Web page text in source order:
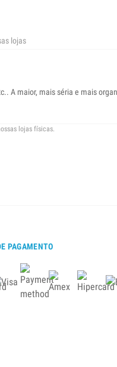
lojas
A maior, mais séria e mais
lojas físicas.
PAGAMENTO